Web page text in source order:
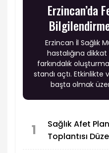
Erzincan’da
Erzincan İl Sağlık
hastalığına
farkındalık
standı açtı.
başta olmak
1
Sağlık Afet
Toplantısı